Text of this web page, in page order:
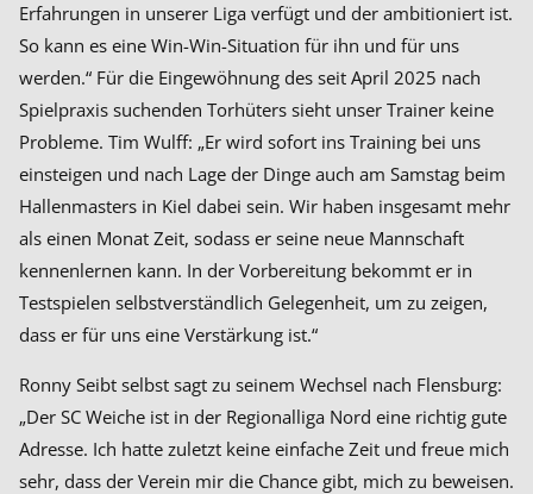
Erfahrungen in unserer Liga verfügt und der ambitioniert ist.
So kann es eine Win-Win-Situation für ihn und für uns
werden.“ Für die Eingewöhnung des seit April 2025 nach
Spielpraxis suchenden Torhüters sieht unser Trainer keine
Probleme. Tim Wulff: „Er wird sofort ins Training bei uns
einsteigen und nach Lage der Dinge auch am Samstag beim
Hallenmasters in Kiel dabei sein. Wir haben insgesamt mehr
als einen Monat Zeit, sodass er seine neue Mannschaft
kennenlernen kann. In der Vorbereitung bekommt er in
Testspielen selbstverständlich Gelegenheit, um zu zeigen,
dass er für uns eine Verstärkung ist.“
Ronny Seibt selbst sagt zu seinem Wechsel nach Flensburg:
„Der SC Weiche ist in der Regionalliga Nord eine richtig gute
Adresse. Ich hatte zuletzt keine einfache Zeit und freue mich
sehr, dass der Verein mir die Chance gibt, mich zu beweisen.